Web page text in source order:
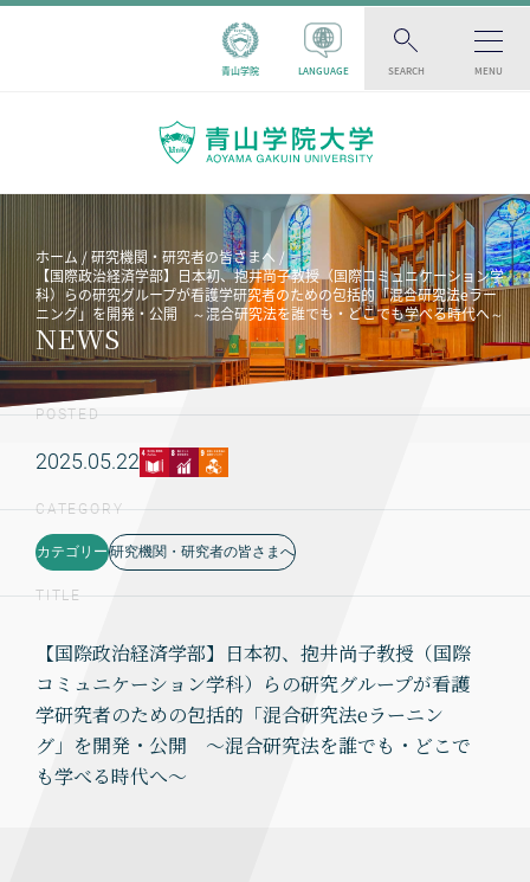
青山学院 LANGUAGE SEARCH MENU
ホーム
研究機関・研究者の皆さまへ
【国際政治経済学部】日本初、抱井尚子教授（国際コミュニケーション学
科）らの研究グループが看護学研究者のための包括的「混合研究法eラー
ニング」を開発・公開 ～混合研究法を誰でも・どこでも学べる時代へ～
NEWS
POSTED
2025.05.22
CATEGORY
カテゴリー 研究機関・研究者の皆さまへ
TITLE
【国際政治経済学部】日本初、抱井尚子教授（国際
コミュニケーション学科）らの研究グループが看護
学研究者のための包括的「混合研究法eラーニン
グ」を開発・公開 ～混合研究法を誰でも・どこで
も学べる時代へ～